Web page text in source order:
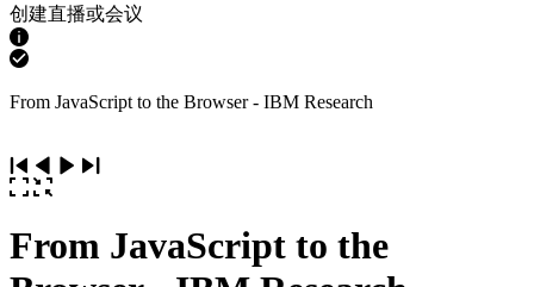
创建直播或会议
From JavaScript to the Browser - IBM Research
From JavaScript to the